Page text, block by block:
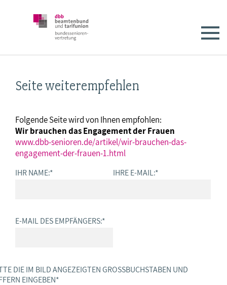
Seite weiterempfehlen
Folgende Seite wird von Ihnen empfohlen:
Wir brauchen das Engagement der Frauen
www.dbb-senioren.de/artikel/wir-brauchen-das-
engagement-der-frauen-1.html
IHR NAME:* IHRE E-MAIL:*
E-MAIL DES EMPFÄNGERS:*
DIE IM BILD ANGEZEIGTEN GROSSBUCHSTABEN UND Z
EINGEBEN *